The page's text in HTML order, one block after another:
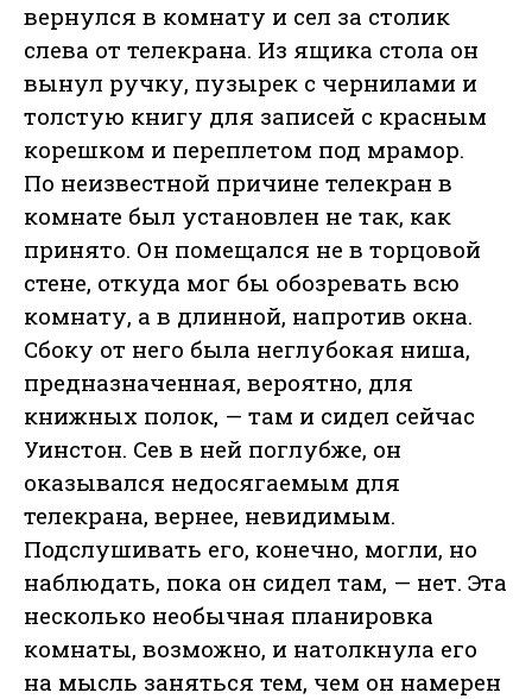
вернулся в комнату и сел за столик
слева от телекрана. Из ящика стола он
вынул ручку, пузырек с чернилами и
толстую книгу для записей с красным
корешком и переплетом под мрамор.
По неизвестной причине телекран в
комнате был установлен не так, как
принято. Он помещался не в торцовой
стене, откуда мог бы обозревать всю
комнату, а в длинной, напротив окна.
Сбоку от него была неглубокая ниша,
предназначенная, вероятно, для
книжных полок, — там и сидел сейчас
Уинстон. Сев в ней поглубже, он
оказывался недосягаемым для
телекрана, вернее, невидимым.
Подслушивать его, конечно, могли, но
наблюдать, пока он сидел там, — нет. Эта
несколько необычная планировка
комнаты, возможно, и натолкнула его
на мысль заняться тем, чем он намерен